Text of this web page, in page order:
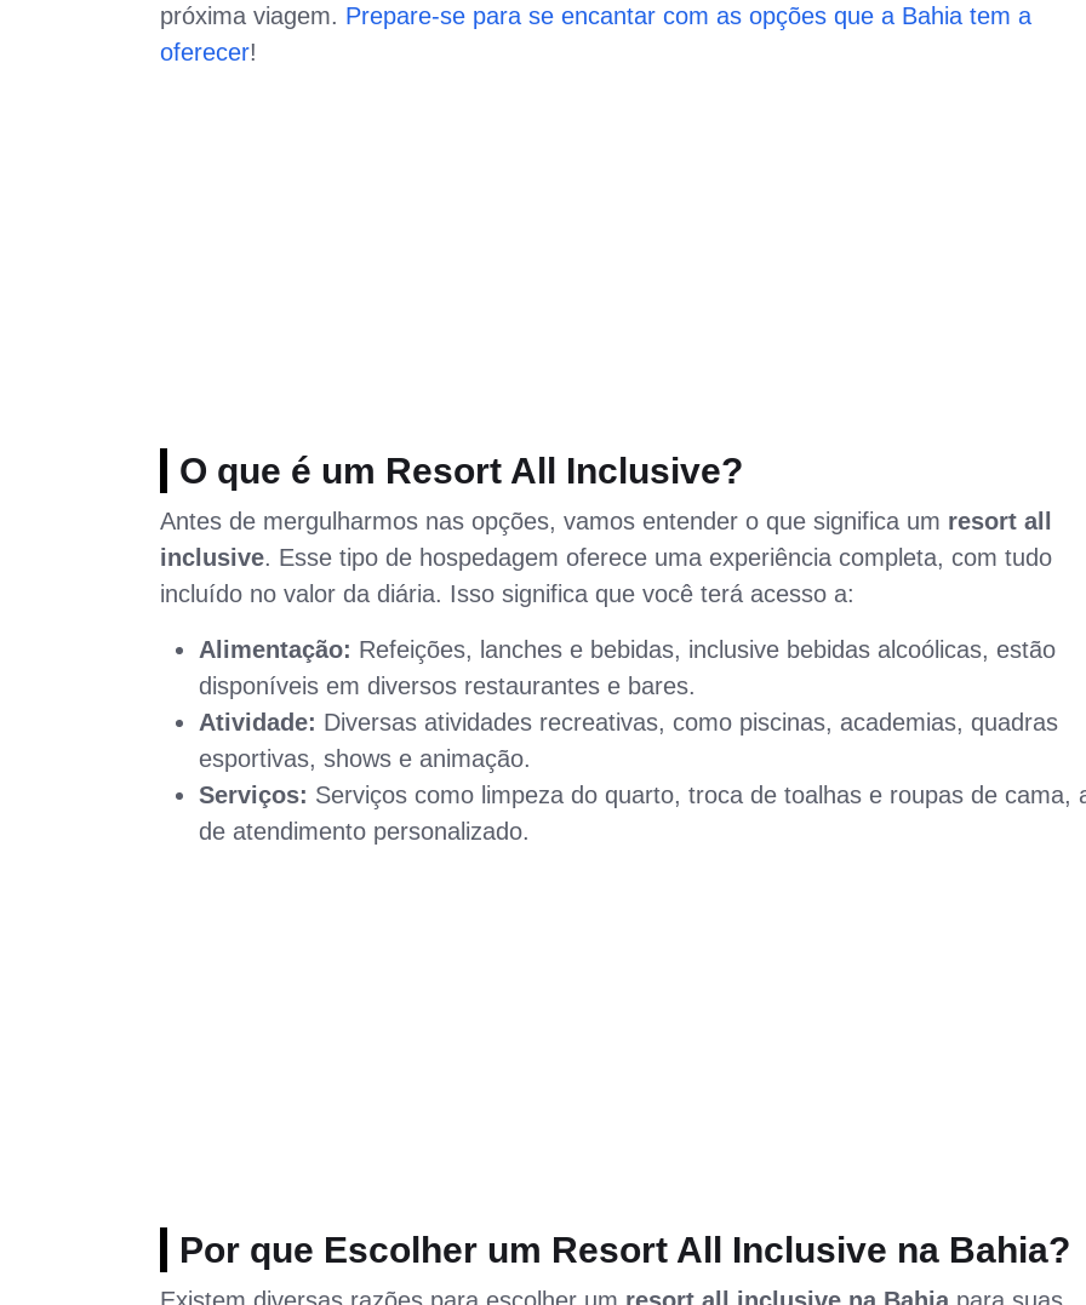
próxima viagem. Prepare-se para se encantar com as opções que a Bahia tem a
oferecer!
O que é um Resort All Inclusive?
Antes de mergulharmos nas opções, vamos entender o que significa um resort all
inclusive. Esse tipo de hospedagem oferece uma experiência completa, com tudo
incluído no valor da diária. Isso significa que você terá acesso a:
Alimentação: Refeições, lanches e bebidas, inclusive bebidas alcoólicas, estão
disponíveis em diversos restaurantes e bares.
Atividade: Diversas atividades recreativas, como piscinas, academias, quadras
esportivas, shows e animação.
Serviços: Serviços como limpeza do quarto, troca de toalhas e roupas de cama,
de atendimento personalizado.
Por que Escolher um Resort All Inclusive na Bahia?
Existem diversas razões para escolher um resort all inclusive na Bahiapara suas